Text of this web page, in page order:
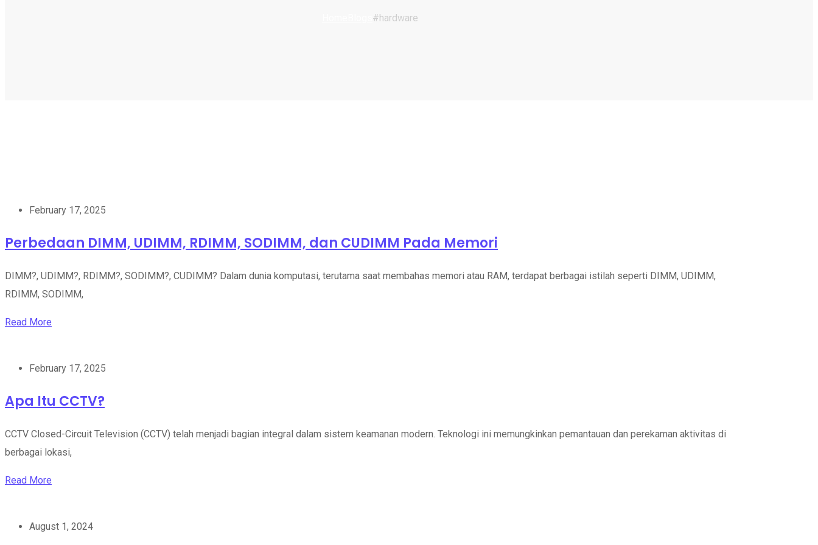
#hardware
February 17, 2025
Perbedaan DIMM, UDIMM, RDIMM, SODIMM, dan CUDIMM Pada Memori
DIMM?, UDIMM?, RDIMM?, SODIMM?, CUDIMM? Dalam dunia komputasi, terutama saat membahas memori atau RAM, terdapat berbagai istilah seperti DIMM, UDIMM,
RDIMM, SODIMM,
Read More
February 17, 2025
Apa Itu CCTV?
CCTV Closed-Circuit Television (CCTV) telah menjadi bagian integral dalam sistem keamanan modern. Teknologi ini memungkinkan pemantauan dan perekaman aktivitas di
berbagai lokasi,
Read More
August 1, 2024